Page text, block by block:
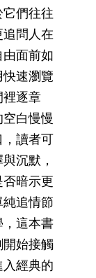
們往往
問人在
面前如
速瀏覽
裡逐章
白慢慢
，讀者可
沉默，
暗示更
追情節
，這本書
開始接觸
經典的